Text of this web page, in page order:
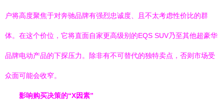
户将高度聚焦于对奔驰品牌有强烈忠诚度、且不太考虑性价比的群
体。在这个价位，它将直面自家更高级别的EQS SUV乃至其他超豪华
品牌电动产品的下探压力。除非有不可替代的独特卖点，否则市场受
众面可能会收窄。
影响购买决策的“X因素”